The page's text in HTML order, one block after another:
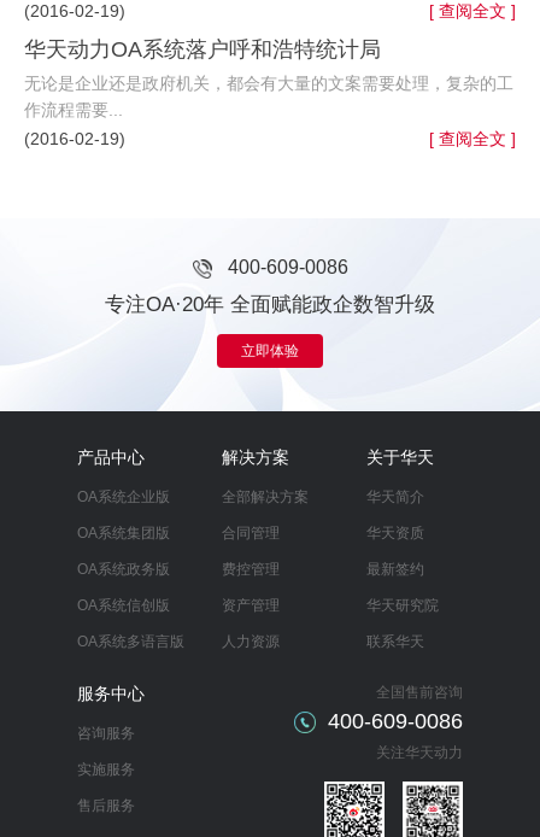
(2016-02-19)
[ 查阅全文 ]
华天动力OA系统落户呼和浩特统计局
无论是企业还是政府机关，都会有大量的文案需要处理，复杂的工
作流程需要...
(2016-02-19)
[ 查阅全文 ]
400-609-0086
专注OA·20年 全面赋能政企数智升级
立即体验
产品中心
OA系统企业版
OA系统集团版
OA系统政务版
OA系统信创版
OA系统多语言版
解决方案
全部解决方案
合同管理
费控管理
资产管理
人力资源
关于华天
华天简介
华天资质
最新签约
华天研究院
联系华天
服务中心
咨询服务
实施服务
售后服务
全国售前咨询
400-609-0086
关注华天动力